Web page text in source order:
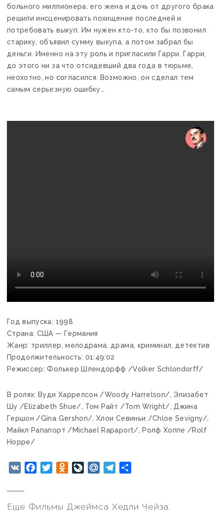
больного миллионера, его жена и дочь от другого брака
решили инсценировать похищение последней и
потребовать выкуп. Им нужен кто-то, кто бы позвонил
старику, объявил сумму выкупа, а потом забрал бы
деньги. Именно на эту роль и пригласили Гарри. Гарри,
до этого ни за что отсидевший два года в тюрьме,
неохотно, но согласился. Возможно, он сделал тем
самым серьезную ошибку…
Год выпуска: 1998
Страна: США — Германия
Жанр: триллер, мелодрама, драма, криминал, детектив
Продолжительность: 01:49:02
Режиссер: Фолькер Шлендорфф /Volker Schlondorff/
В ролях: Вуди Харрелсон /Woody Harrelson/, Элизабет
Шу /Elizabeth Shue/, Том Райт /Tom Wright/, Джина
Гершон /Gina Gershon/, Хлои Севиньи /Chloe Sevigny/,
Майкл Рапапорт /Michael Rapaport/, Ролф Хоппе /Rolf
Hoppe/
VK Facebook
TwitterOdnoklassniki
LiveJournal
Mail.RuTelegram
Еще Фильмы Джеймса Хедли Чейза: